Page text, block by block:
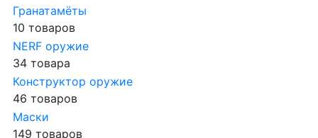
Гранатамёты
10 товаров
NERF оружие
34 товара
Конструктор оружие
46 товаров
Маски
149 товаров